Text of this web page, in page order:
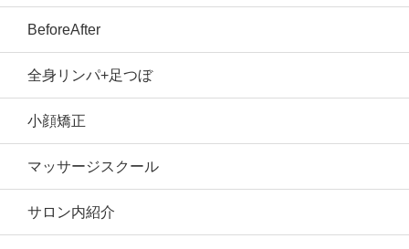
BeforeAfter
全身リンパ+足つぼ
小顔矯正
マッサージスクール
サロン内紹介